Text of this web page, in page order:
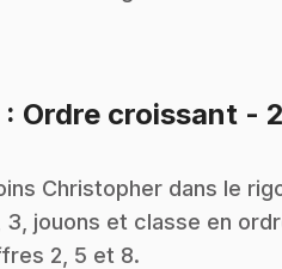
: Ordre croissant -
Christopher dans le
3, jouons et classe en
2, 5 et 8.